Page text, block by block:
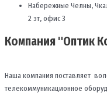
Набережные Челны,
2 эт, офис 3
Компания "Оптик
Наша компания поставляет
телекоммуникационное